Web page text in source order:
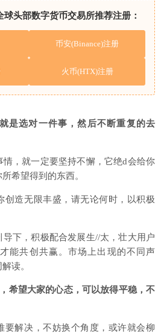
头部数字货币交易所推荐注册：
币安(Binance)注册
火币(HTX)注册
是选对一件事，然后不断重复的去
情，就一定要坚持不懈，它绝d会给你
希望得到的东西。
创造无限丰盛，请无论何时，以积极
下，积极配合发展生//太，壮大用户
能共创共赢。市场上出现的不同声
读。
希望大家的心态，可以放得平稳，不
要解决，不妨换个角度，或许就会柳